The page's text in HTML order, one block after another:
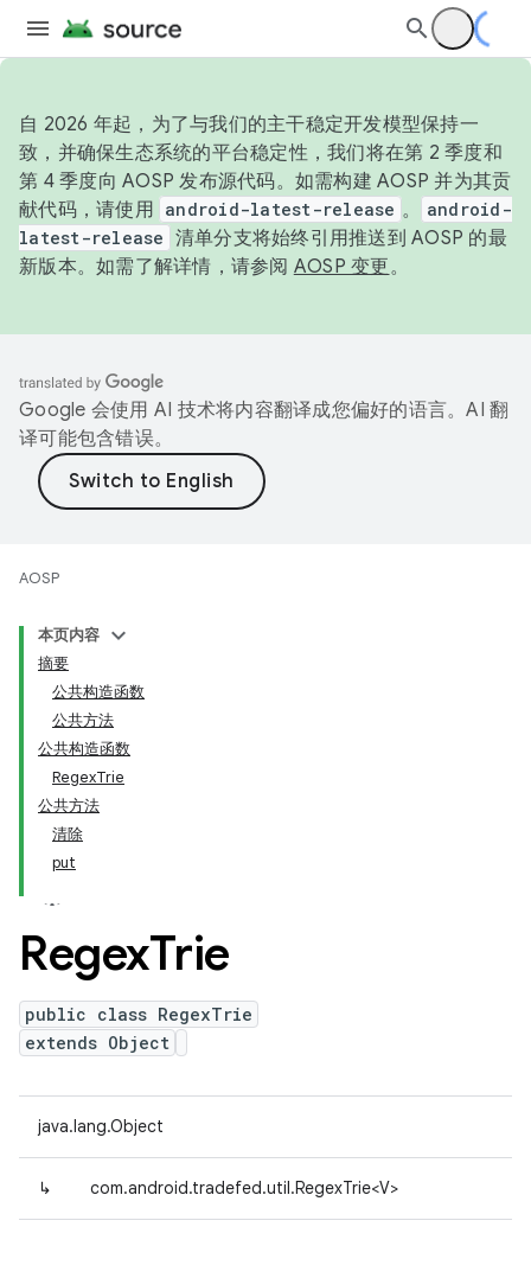
自 2026 年起，为了与我们的主干稳定开发模型保持一
致，并确保生态系统的平台稳定性，我们将在第 2 季度和
第 4 季度向 AOSP 发布源代码。如需构建 AOSP 并为其贡
献代码，请使用 android-latest-release 。
android-
latest-release 清单分支将始终引用推送到 AOSP 的最
新版本。如需了解详情，请参阅 AOSP 变更。
Google 会使用 AI 技术将内容翻译成您偏好的语言。AI 翻
译可能包含错误。
AOSP
本页内容
摘要
公共构造函数
公共方法
公共构造函数
RegexTrie
公共方法
清除
put
RegexTrie
public class RegexTrie
extends Object
java.lang.Object
↳ com.android.tradefed.util.RegexTrie<V>